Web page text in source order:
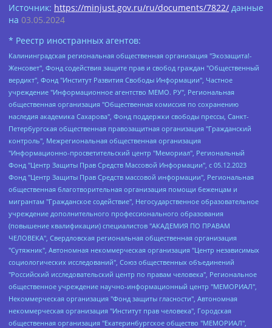
Источник: https://minjust.gov.ru/ru/documents/7822/ данные
на 03.05.2024
* Реестр иностранных агентов:
Калининградская региональная общественная организация "Экозащита!-Женсовет", Фонд содействия защите прав и свобод граждан "Общественный вердикт", Фонд "Институт Развития Свободы Информации", Частное учреждение "Информационное агентство МЕМО. РУ", Региональная общественная организация "Общественная комиссия по сохранению наследия академика Сахарова", Фонд поддержки свободы прессы, Санкт-Петербургская общественная правозащитная организация "Гражданский контроль", Межрегиональная общественная организация "Информационно-просветительский центр "Мемориал", Региональный Фонд "Центр Защиты Прав Средств Массовой Информации", с 05.12.2023 Фонд "Центр Защиты Прав Средств массовой информации", Региональная общественная благотворительная организация помощи беженцам и мигрантам "Гражданское содействие", Негосударственное образовательное учреждение дополнительного профессионального образования (повышение квалификации) специалистов "АКАДЕМИЯ ПО ПРАВАМ ЧЕЛОВЕКА", Свердловская региональная общественная организация "Сутяжник", Автономная некоммерческая организация "Центр независимых социологических исследований", Союз общественных объединений "Российский исследовательский центр по правам человека", Региональное общественное учреждение научно-информационный центр "МЕМОРИАЛ", Некоммерческая организация "Фонд защиты гласности", Автономная некоммерческая организация "Институт прав человека", Городская общественная организация "Екатеринбургское общество "МЕМОРИАЛ", Городская общественная организация "Рязанское историко-просветительское и правозащитное общество "Мемориал" (Рязанский Мемориал), Челябинский региональный орган общественной самодеятельности – женское общественное объединение "Женщины Евразии", Челябинский региональный орган общественной самодеятельности "Уральская правозащитная группа", Фонд содействия защите здоровья и социальной справедливости имени Андрея Рылькова, Автономная Некоммерческая Организация "Аналитический Центр Юрия Левады", Автономная некоммерческая организация социальной поддержки населения "Проект Апрель", Региональная общественная организация помощи женщинам и детям, находящимся в кризисной ситуации "Информационно-методический центр "Анна", Фонд содействия развитию массовых коммуникаций и правовому просвещению "Так-так-Так", Фонд содействия устойчивому развитию "Серебряная тайга", Свердловский региональный общественный фонд социальных проектов "Новое время", "Idel.Реалии", Кавказ.Реалии, Крым.Реалии, Телеканал Настоящее Время, Татаро-башкирская служба Радио Свобода (Azatliq Radiosi), Радио Свободная Европа/Радио Свобода (PCE/PC), "Сибирь.Реалии", "Фактограф", Благотворительный фонд помощи осужденным и их семьям, Автономная некоммерческая организация "Институт глобализации и социальных движений", Фонд "В защиту прав заключенных", Частное учреждение "Центр поддержки и содействия развитию средств массовой информации", Пензенский региональный общественный благотворительный фонд "Гражданский союз", "Север.Реалии", Некоммерческая организация Фонд "Правовая инициатива", Общество с ограниченной ответственностью "Радио Свободная Европа/Радио Свобода", Чешское информационное агентство "MEDIUM-ORIENT", Красноярская региональная общественная организация "Мы против СПИДа", Камалягин Денис Николаевич, Маркелов Сергей Евгеньевич, Пономарев Лев Александрович, Савицкая Людмила Алексеевна, Автономная некоммерческая организация "Центр по работе с проблемой насилия "НАСИЛИЮ.НЕТ", Межрегиональный профессиональный союз работников здравоохранения "Альянс врачей", Юридическое лицо, зарегистрированное в Латвийской Республике, SIA "Medusa Project" (регистрационный номер 40103797863, дата регистрации 10.06.2014), Некоммерческая организация "Фонд по борьбе с коррупцией", Автономная некоммерческая организация "Институт права и публичной политики", Баданин Роман Сергеевич, Гликин Максим Александрович, Железнова Мария Михайловна, Лукьянова Юлия Сергеевна, Маетная Елизавета Витальевна, Маняхин Петр Борисович, Чуракова Ольга Владимировна, Ярош Юлия Петровна, Юридическое лицо "The Insider SIA", зарегистрированное в Риге, Латвийская Республика (дата регистрации 26.06.2015), являющееся администратором доменного имени интернет-издания "The Insider SIA", https://theins.ru, Постернак Алексей Евгеньевич, Рубин Михаил Аркадьевич, Анин Роман Александрович, Юридическое лицо Istories fonds, зарегистрированное в Латвийской Республике (регистрационный номер 50008295751, дата регистрации 24.02.2020), Великовский Дмитрий Александрович, Долинина Ирина Николаевна, Мароховская Алеся Алексеевна, Шлейнов Роман Юрьевич, Шмагун Олеся Валентиновна, Общество с ограниченной ответственностью "Альтаир 2021", Общество с ограниченной ответственностью "Вега 2021", Общество с ограниченной ответственностью "Главный редактор 2021", Общество с ограниченной ответственностью "Ромашки монолит", Важенков Артем Валерьевич, Ивановская областная общественная организация "Центр гендерных исследований", Гурман Юрий Альбертович, Медиапроект "ОВД-Инфо", Егоров Владимир Владимирович, Жилинский Владимир Александрович, Общество с ограниченной ответственностью "ЗП", Иванова София Юрьевна, Карезина Инна Павловна, Кильтау Екатерина Викторовна, Петров Алексей Викторович, Пискунов Сергей Евгеньевич, Смирнов Сергей Сергеевич, Тихонов Михаил Сергеевич, Общество с ограниченной ответственностью "ЖУРНАЛИСТ-ИНОСТРАННЫЙ АГЕНТ", Арапова Галина Юрьевна, Вольтская Татьяна Анатольевна, Американская компания "Mason G.E.S. Anonymous Foundation" (США), являющаяся владельцем интернет-издания https://mnews.world/, Компания "Stichting Bellingcat", зарегистрированная в Нидерландах (дата регистрации 11.07.2018), Захаров Андрей Вячеславович, Клепиковская Екатерина Дмитриевна, Общество с ограниченной ответственностью "МЕМО", Перл Роман Александрович, Симонов Евгений Алексеевич, Соловьева Елена Анатольевна, Сотников Даниил Владимирович, Сурначева Елизавета Дмитриевна, Автономная некоммерческая организация по защите прав человека и информированию населения "Якутия – Наше Мнение", Общество с ограниченной ответственностью "Москоу диджитал медиа", с 26.01.2023 Общество с ограниченной ответственностью "Чайка Белые сады", Ветошкина Валерия Валерьевна, Заговора Максим Александрович, Межрегиональное общественное движение "Российская ЛГБТ - сеть", Оленичев Максим Владимирович, Павлов Иван Юрьевич, Скворцова Елена Сергеевна, Общество с ограниченной ответственностью "Как бы инагент", Кочетков Игорь Викторович, Общество с ограниченной ответственностью "Честные выборы", Еланчик Олег Александрович, Общество с ограниченной ответственностью "Нобелевский призыв", Гималова Регина Эмилевна, Григорьев Андрей Валерьевич, Григорьева Алина Александровна, Ассоциация по содействию защите прав призывников, альтернативнослужащих и военнослужащих "Правозащитная группа "Гражданин.Армия.Право", Хисамова Регина Фаритовна, Автономная некоммерческая организация по реализации социально-правовых программ "Лилит", Дальневосточное общественное движение "Маяк", Санкт-Петербургская ЛГБТ-инициативная группа "Выход", Инициативная группа ЛГБТ+ "Реверс", Алексеев Андрей Викторович, Бекбулатова Таисия Львовна, Беляев Иван Михайлович, Владыкина Елена Сергеевна, Гельман Марат Александрович, Никульшина Вероника Юрьевна, Толоконникова Надежда Андреевна, Шендерович Виктор Анатольевич, Общество с ограниченной ответственностью "Данное сообщение", Общество с ограниченной ответственностью Издательский дом "Новая глава", Айнбиндер Александра Александровна, Московский комьюнити-центр для ЛГБТ+инициатив, Благотворительный фонд развития филантропии, Deutsche Welle (Германия, Kurt-Schumacher-Strasse 3, 53113 Bonn), Борзунова Мария Михайловна, Воробьев Виктор Викторович, Голубева Анна Львовна, Константинова Алла Михайловна, Малкова Ирина Владимировна, Мурадов Мурад Абдулгалимович, Осетинская Елизавета Николаевна, Понасенков Евгений Николаевич, Ганапольский Матвей Юрьевич, Киселев Евгений Алексеевич, Борухович Ирина Григорьевна, Дремин Иван Тимофеевич, Дубровский Дмитрий Викторович, Красноярская региональная общественная организация поддержки и развития альтернативных образовательных технологий и межкультурных коммуникаций "ИНТЕРРА", Маяковская Екатерина Алексеевна, Фейгин Марк Захарович, Филимонов Андрей Викторович, Дзугкоева Регина Николаевна, Доброхотов Роман Александрович, Дудь Юрий Александрович, Елкин Сергей Владимирович, Кругликов Кирилл Игоревич, Сабунаева Мария Леонидовна, Семенов Алексей Владимирович, Шаинян Карен Багратович, Шульман Екатерина Михайловна, Асафьев Артур Валерьевич, Вахштайн Виктор Семенович, Венедиктов Алексей Алексеевич, Лушникова Екатерина Евгеньевна, Волков Леонид Михайлович, Невзоров Александр Глебович, Пархоменко Сергей Борисович, Сироткин Ярослав Николаевич, Кара-Мурза Владимир Владимирович, Баранова Наталья Владимировна, Гозман Леонид Яковлевич, Кагарлицкий Борис Юльевич, Климарев Михаил Валерьевич, Милов Владимир Станиславович, Автономная некоммерческая организация Краснодарский центр современного искусства "Типография", Моргенштерн Алишер Тагирович, Соболь Любовь Эдуардовна, Общество с ограниченной ответственностью "ЛИЗА НОРМ", Каспаров Гарри Кимович, Ходорковский Михаил Борисович, Общество с ограниченной ответственностью "Апрельские тезисы", Данилович Ирина Брониславовна, Кашин Олег Владимирович, Петров Николай Владимирович, Пивоваров Алексей Владимирович, Соколов Михаил Владимирович, Цветкова Юлия Владимировна, Чичваркин Евгений Александрович, Комитет против пыток/Команда против пыток, Общество с ограниченной ответственностью "Первый научный", Общество с ограниченной ответственностью "Вертолет и ко", Белоцерковская Вероника Борисовна, Кац Максим Евгеньевич, Лазарева Татьяна Юрьевна, Шаведдинов Руслан Табризович, Яшин Илья Валерьевич, Общество с ограниченной ответственностью "Иноагент ААВ", Алешковский Дмитрий Петрович, Альбац Евгения Марковна, Быков Дмитрий Львович, Галямина Юлия Евгеньевна, Лойко Сергей Леонидович, Мартынов Кирилл Константинович, Медведев Сергей Александрович, Крашенинников Федор Геннадиевич, Гордеева Катерина Вл